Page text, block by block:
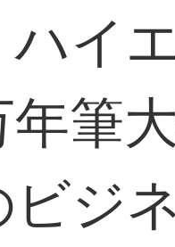
イ
筆
ジ